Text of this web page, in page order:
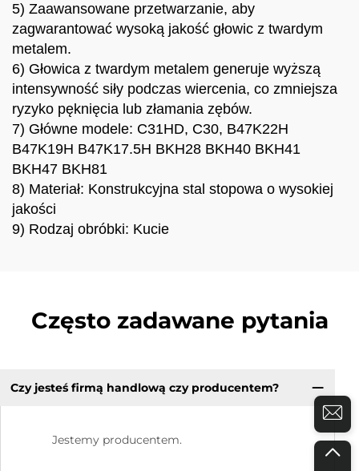
5) Zaawansowane przetwarzanie, aby
zagwarantować wysoką jakość głowic z twardym
metalem.
6) Głowica z twardym metalem generuje wyższą
intensywność siły podczas wiercenia, co zmniejsza
ryzyko pęknięcia lub złamania zębów.
7) Główne modele: C31HD, C30, B47K22H
B47K19H B47K17.5H BKH28 BKH40 BKH41
BKH47 BKH81
8) Materiał: Konstrukcyjna stal stopowa o wysokiej
jakości
9) Rodzaj obróbki: Kucie
Często zadawane pytania
Czy jesteś firmą handlową czy producentem?
Jestemy producentem.